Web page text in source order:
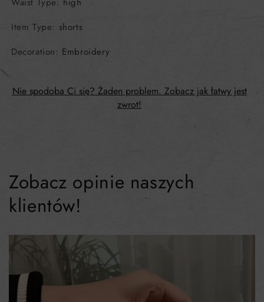
Item Type: shorts
Decoration: Embroidery
Nie spodoba Ci się? Żaden problem. Zobacz jak łatwy jest
zwrot!
Zobacz opinie naszych
klientów!